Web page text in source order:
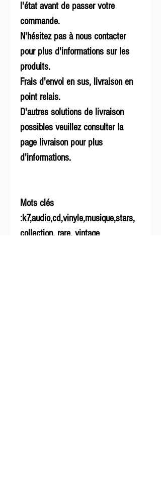
l'état avant de passer votre
commande.
N'hésitez pas à nous contacter
pour plus d'informations sur les
produits.
Frais d'envoi en sus, livraison en
point relais.
D'autres solutions de livraison
possibles veuillez consulter la
page livraison pour plus
d'informations.
Mots clés
:k7,audio,cd,vinyle,musique,stars,
collection, rare, vintage